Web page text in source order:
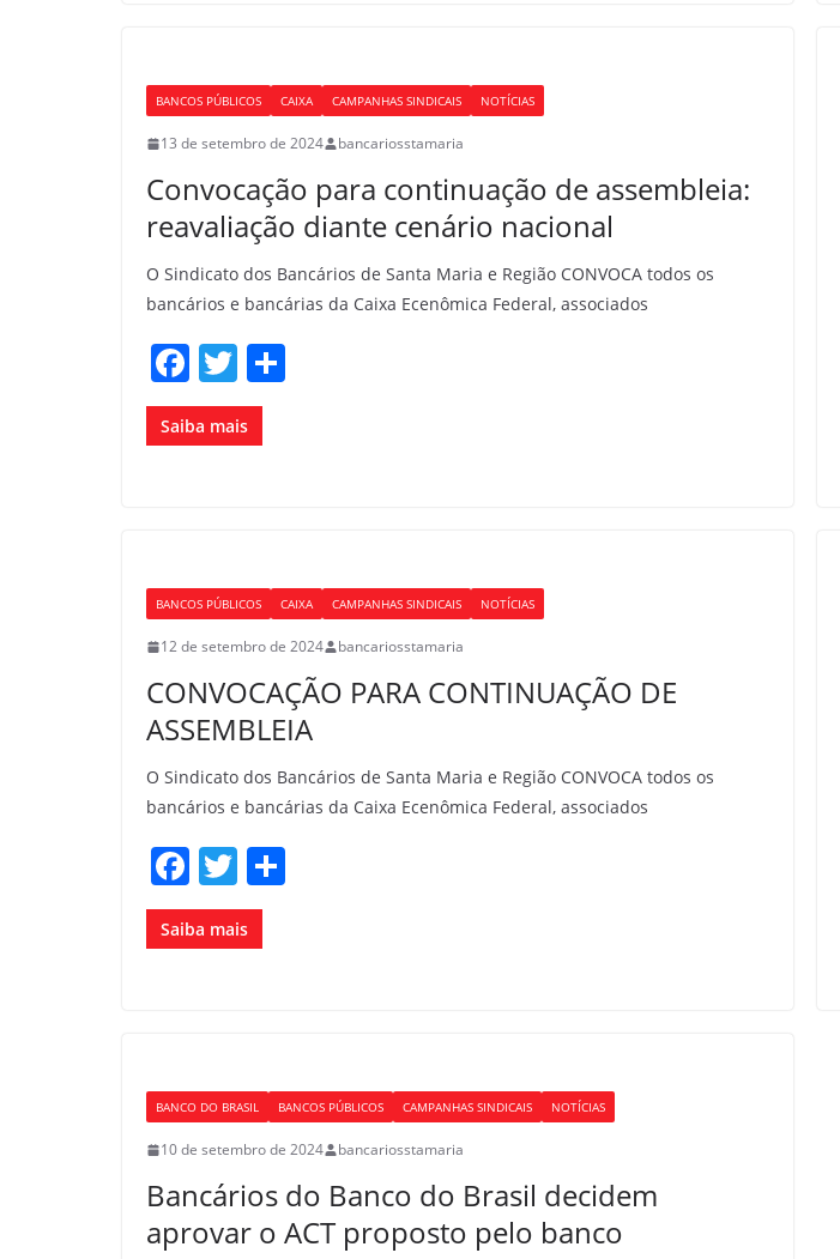
k
BANCOS PÚBLICOS CAIXA CAMPANHAS SINDICAIS NOTÍCIAS
13 de setembro de 2024 bancariosstamaria
Convocação para continuação de assembleia:
reavaliação diante cenário nacional
O Sindicato dos Bancários de Santa Maria e Região CONVOCA todos os
bancários e bancárias da Caixa Ecenômica Federal, associados
F
a
c
o
k
T
w
itt
Saiba mais
BANCOS PÚBLICOS CAIXA CAMPANHAS SINDICAIS NOTÍCIAS
12 de setembro de 2024 bancariosstamaria
CONVOCAÇÃO PARA CONTINUAÇÃO DE
ASSEMBLEIA
O Sindicato dos Bancários de Santa Maria e Região CONVOCA todos os
bancários e bancárias da Caixa Ecenômica Federal, associados
F
a
c
o
k
T
w
itt
Saiba mais
BANCO DO BRASIL BANCOS PÚBLICOS CAMPANHAS SINDICAIS NOTÍCIAS
10 de setembro de 2024 bancariosstamaria
Bancários do Banco do Brasil decidem
aprovar o ACT proposto pelo banco